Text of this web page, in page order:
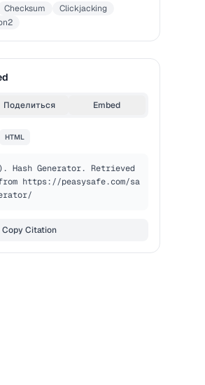
Checksum
Clickjacking
Поделиться Embed
HTML
Hash Generator. Retrieved
https://peasysafe.com/sa
Copy Citation